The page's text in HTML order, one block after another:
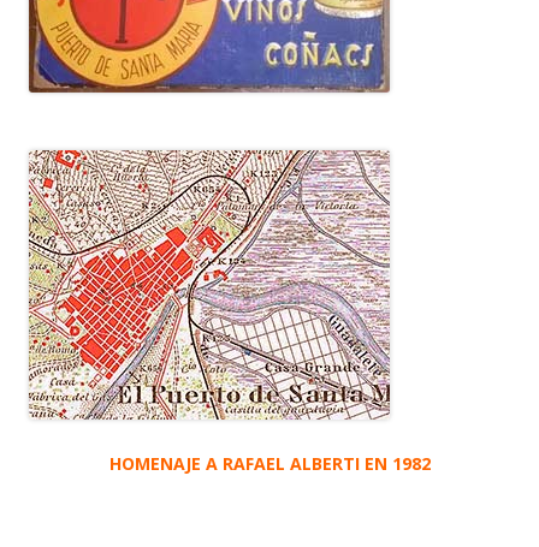
HOMENAJE A RAFAEL ALBERTI EN 1982